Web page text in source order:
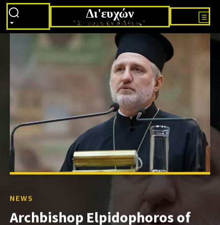
Δι'ευχών
"Εν αρχή ήν ο Λόγος"
NEWS
Archbishop Elpidophoros of